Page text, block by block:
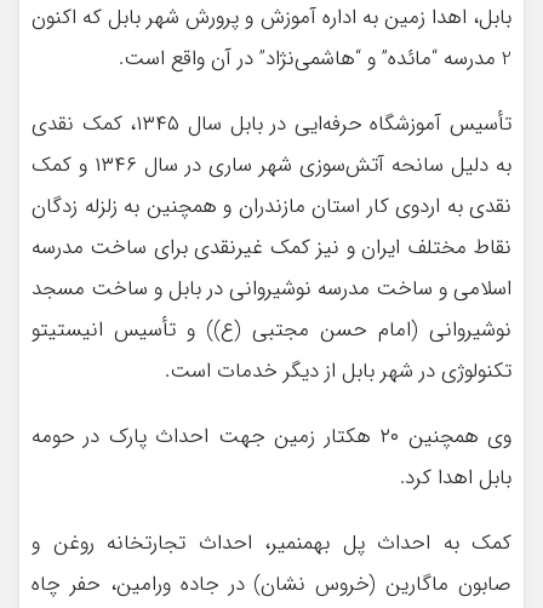
بابل، اهدا زمین به اداره آموزش و پرورش شهر بابل که اکنون
2 مدرسه “مائده” و “هاشمی‌نژاد” در آن واقع است.
تأسیس آموزشگاه حرفه‌ایی در بابل سال ۱۳۴۵، کمک نقدی
به دلیل سانحه آتش‌سوزی شهر ساری در سال ۱۳۴۶ و کمک
نقدی به اردوی کار استان مازندران و همچنین به زلزله زدگان
نقاط مختلف ایران و نیز کمک غیرنقدی برای ساخت مدرسه
اسلامی و ساخت مدرسه نوشیروانی در بابل و ساخت مسجد
نوشیروانی (امام حسن مجتبی (ع)) و تأسیس انیستیتو
تکنولوژی در شهر بابل از دیگر خدمات است.
وی همچنین ۲۰ هکتار زمین جهت احداث پارک در حومه
بابل اهدا کرد.
کمک به احداث پل بهمنمیر، احداث تجارتخانه روغن و
صابون ماگارین (خروس نشان) در جاده ورامین، حفر چاه